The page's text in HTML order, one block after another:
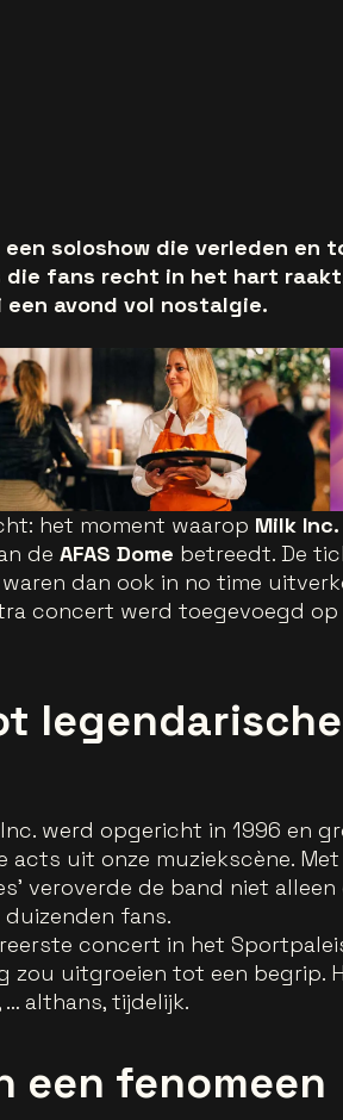
soloshow die verleden en
die fans recht in het hart
een avond vol nostalgie.
het moment waarop Milk Inc.
de AFAS Dome betreedt. De
dan ook in no time
concert werd toegevoegd op
legendarische
werd opgericht in 1996 en
uit onze muziekscène. Met
veroverde de band niet alleen
fans.
concert in het
zou uitgroeien tot een begrip.
althans, tijdelijk.
een fenomeen